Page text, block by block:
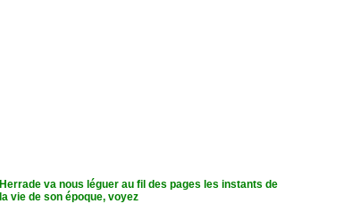
Herrade va nous léguer au fil des pages les instants de
la vie de son époque, voyez